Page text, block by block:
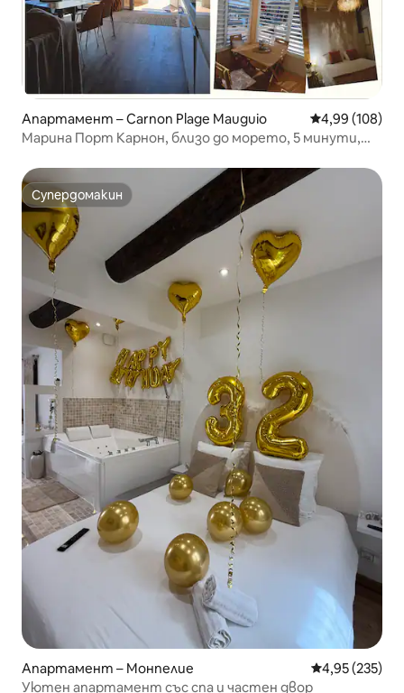
Апартамент – Carnon Plage Mauguio Средна
4,99 (108)
Марина Порт Карнон, близо до морето, 5 минути,
Супердомакин
Супердомакин
Апартамент – Монпелие Средна
4,95 (235)
Уютен апартамент със спа и частен двор